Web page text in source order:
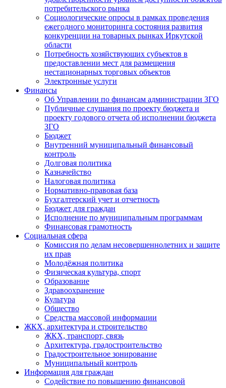
потребительского рынка
Социологические опросы в рамках проведения
ежегодного мониторинга состояния развития
конкуренции на товарных рынках Иркутской
области
Потребность хозяйствующих субъектов в
предоставлении мест для размещения
нестационарных торговых объектов
Электронные услуги
Финансы
Об Управлении по финансам администрации ЗГО
Публичные слушания по проекту бюджета и
проекту годового отчета об исполнении бюджета
ЗГО
Бюджет
Внутренний муниципальный финансовый
контроль
Долговая политика
Казначейство
Налоговая политика
Нормативно-правовая база
Бухгалтерский учет и отчетность
Бюджет для граждан
Исполнение по муниципальным программам
Финансовая грамотность
Социальная сфера
Комиссия по делам несовершеннолетних и защите
их прав
Молодёжная политика
Физическая культура, спорт
Образование
Здравоохранение
Культура
Общество
Средства массовой информации
ЖКХ, архитектура и строительство
ЖКХ, транспорт, связь
Архитектура, градостроительство
Градостроительное зонирование
Муниципальный контроль
Информация для граждан
Содействие по повышению финансовой